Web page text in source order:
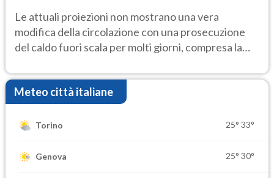
Le attuali proiezioni non mostrano una vera
modifica della circolazione con una prosecuzione
del caldo fuori scala per molti giorni, compresa la
Meteo città italiane
Torino 25° 33°
Genova 25° 30°